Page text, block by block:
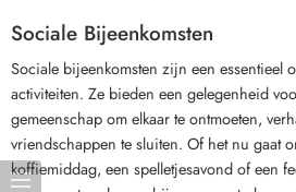
Sociale Bijeenkomsten
Sociale bijeenkomsten zijn een essentieel
activiteiten. Ze bieden een gelegenheid
gemeenschap om elkaar te ontmoeten,
vriendschappen te sluiten. Of het nu gaat
koffiemiddag, een spelletjesavond of een